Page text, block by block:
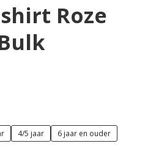
Roze
4/5 jaar 6 jaar en ouder